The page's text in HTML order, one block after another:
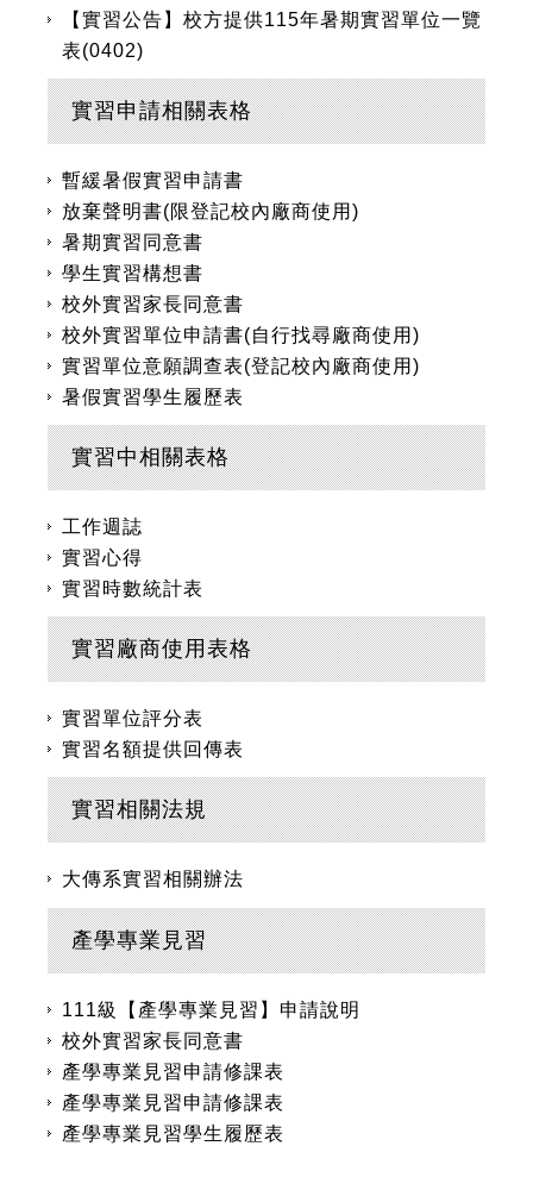
【實習公告】校方提供115年暑期實習單位一覽
表(0402)
實習申請相關表格
暫緩暑假實習申請書
放棄聲明書(限登記校內廠商使用)
暑期實習同意書
學生實習構想書
校外實習家長同意書
校外實習單位申請書(自行找尋廠商使用)
實習單位意願調查表(登記校內廠商使用)
暑假實習學生履歷表
實習中相關表格
工作週誌
實習心得
實習時數統計表
實習廠商使用表格
實習單位評分表
實習名額提供回傳表
實習相關法規
大傳系實習相關辦法
產學專業見習
111級【產學專業見習】申請說明
校外實習家長同意書
產學專業見習申請修課表
產學專業見習申請修課表
產學專業見習學生履歷表